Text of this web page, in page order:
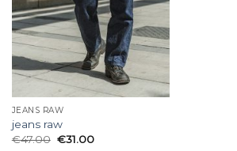
JEANS RAW
jeans raw
€47.00 €31.00